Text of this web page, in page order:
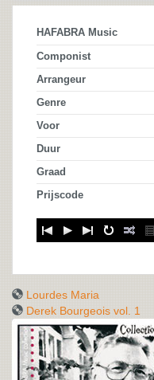
HAFABRA Music
Componist
Arrangeur
Genre
Voor
Duur
Graad
Prijscode
Lourdes Maria
Derek Bourgeois vol. 1